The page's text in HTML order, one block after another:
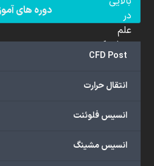
دوره های
CFD Post
انتقال حرارت
انسیس فلوئنت
انسیس مشینگ
در
علم
دینامیک
سیالات
(CFD)
هستند.
ما